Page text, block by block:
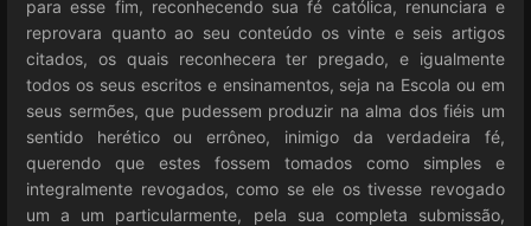
para esse fim, reconhecendo sua fé católica, renunciara e
reprovara quanto ao seu conteúdo os vinte e seis artigos
citados, os quais reconhecera ter pregado, e igualmente
todos os seus escritos e ensinamentos, seja na Escola ou em
seus sermões, que pudessem produzir na alma dos fiéis um
sentido herético ou errôneo, inimigo da verdadeira fé,
querendo que estes fossem tomados como simples e
integralmente revogados, como se ele os tivesse revogado
um a um particularmente, pela sua completa submissão,